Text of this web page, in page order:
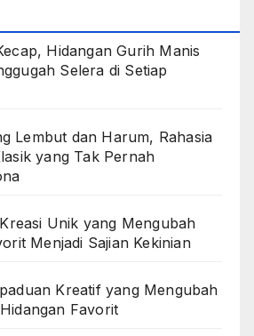
Hidangan Gurih Manis
Selera di Setiap
Lembut dan Harum, Rahasia
yang Tak Pernah
Unik yang Mengubah
Menjadi Sajian Kekinian
Kreatif yang Mengubah
Favorit